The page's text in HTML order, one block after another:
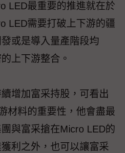
LED最重要的推進就在於
LED需要打破上下游的疆
或是導入量產階段均
上下游整合。
增加富采持股，可看出
材料的重要性，他會盡最
與富采搶在Micro LED的
利之外，也可以讓富采